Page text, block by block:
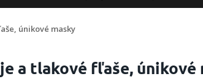
únikové masky
a tlakové fľaše, únikové